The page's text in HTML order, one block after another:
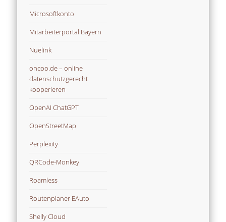
Microsoftkonto
Mitarbeiterportal Bayern
Nuelink
oncoo.de – online
datenschutzgerecht
kooperieren
OpenAI ChatGPT
OpenStreetMap
Perplexity
QRCode-Monkey
Roamless
Routenplaner EAuto
Shelly Cloud